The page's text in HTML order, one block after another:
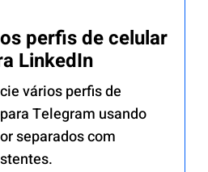
perfis de celular
LinkedIn
vários perfis de
Telegram usando
separados com